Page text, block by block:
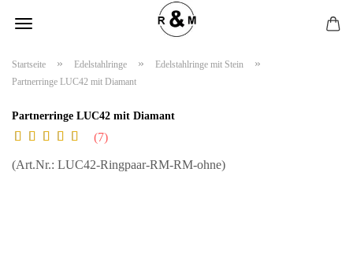
Startseite » Edelstahlringe » Edelstahlringe mit Stein »
Partnerringe LUC42 mit Diamant
Partnerringe LUC42 mit Diamant
7
(Art.Nr.: LUC42-Ringpaar-RM-RM-ohne)